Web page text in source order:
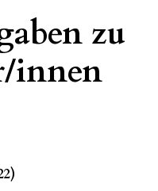
zu
innen